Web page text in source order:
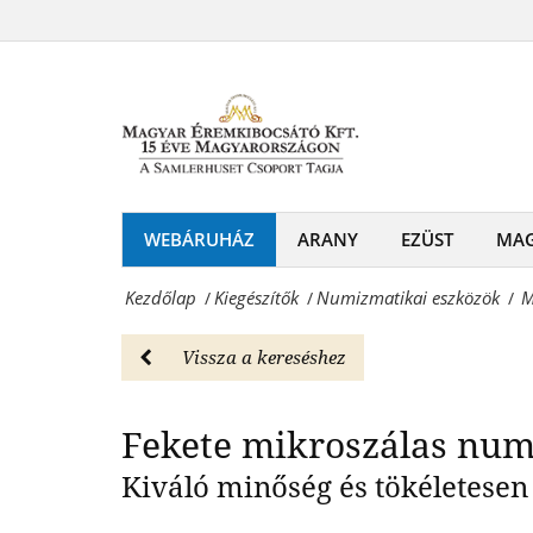
-
numizmatikai
kesztyű
(M)
eszközök
Magyar
WEBÁRUHÁZ ARANY EZÜST
Kezdőlap /Kiegészítők /Numizmatikai eszközök /
Vissza a kereséshez
Fekete mikroszálas
Kiváló minőség és
Fekete
Numizmatikai
Magyar
és
emlékérmek